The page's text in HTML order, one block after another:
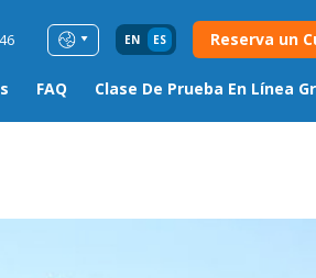
EN ES Reserva un
FAQ Clase De Prueba En Línea